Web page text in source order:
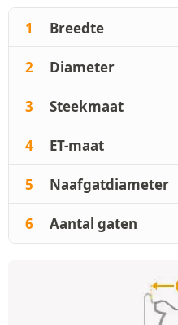
1 Breedte
2 Diameter
3 Steekmaat
4 ET-maat
5 Naafgatdiameter
6 Aantal gaten